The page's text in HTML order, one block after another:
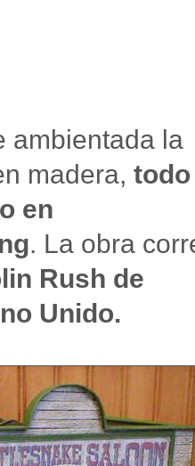
ambientada la
madera, todo
en
. La obra
Rush de
Unido.